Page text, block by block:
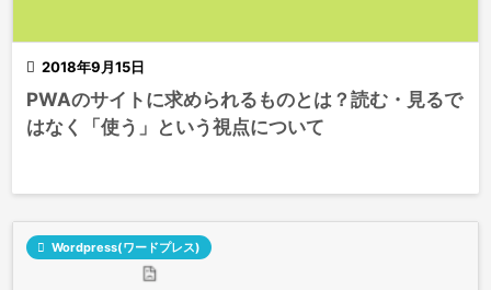
 2018年9月15日
PWAのサイトに求められるものとは？読む・見るで
はなく「使う」という視点について
 Wordpress(ワードプレス)